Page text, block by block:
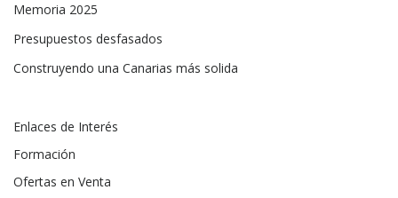
Memoria 2025
Presupuestos desfasados
Construyendo una Canarias más solida
Enlaces de Interés
Formación
Ofertas en Venta